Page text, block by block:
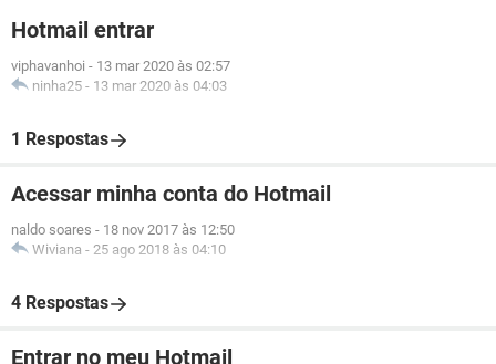
Hotmail entrar
viphavanhoi - 13 mar 2020 às 02:57
ninha25 - 13 mar 2020 às 04:03
1 Respostas
Acessar minha conta do Hotmail
naldo soares - 18 nov 2017 às 12:50
Wiviana - 25 ago 2018 às 04:10
4 Respostas
Entrar no meu Hotmail